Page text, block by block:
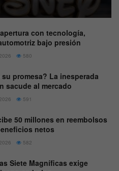
con tecnología,
bajo presión
580
promesa? La inesperada
sacude al mercado
591
50 millones en reembolsos
netos
582
Siete Magníficas exige